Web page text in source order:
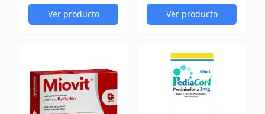
Ver producto
Ver producto